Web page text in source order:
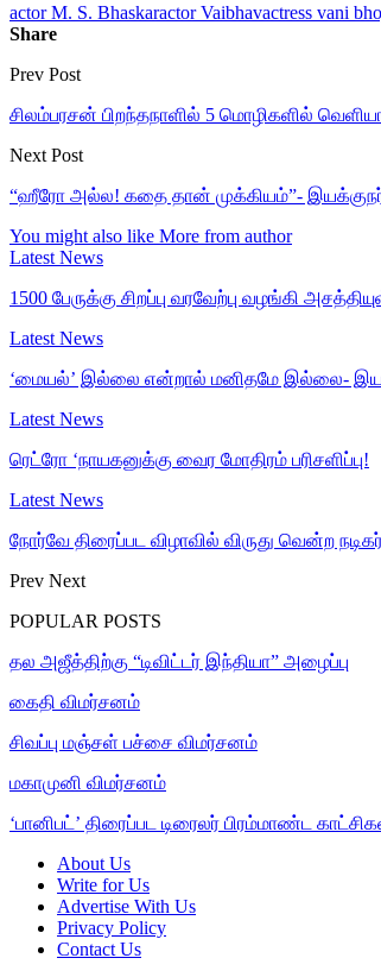
actor M. S. Bhaskaractor Vaibhavactress vani
Share
Prev Post
சிலம்பரசன் பிறந்தநாளில் 5 மொழிகளில்
Next Post
“ஹீரோ அல்ல! கதை தான் முக்கியம்”- இயக்குநர்
You might also like More from author
Latest News
1500 பேருக்கு சிறப்பு வரவேற்பு வழங்கி
Latest News
‘மையல்’ இல்லை என்றால் மனிதமே இல்லை-
Latest News
ரெட்ரோ ‘நாயகனுக்கு வைர மோதிரம் பரிசளிப்பு!
Latest News
நோர்வே திரைப்பட விழாவில் விருது வென்ற
Prev Next
POPULAR POSTS
தல அஜீத்திற்கு “டிவிட்டர் இந்தியா” அழைப்பு
கைதி விமர்சனம்
சிவப்பு மஞ்சள் பச்சை விமர்சனம்
மகாமுனி விமர்சனம்
‘பானிபட்’ திரைப்பட டிரைலர் பிரம்மாண்ட
About Us
Write for Us
Advertise With Us
Privacy Policy
Contact Us